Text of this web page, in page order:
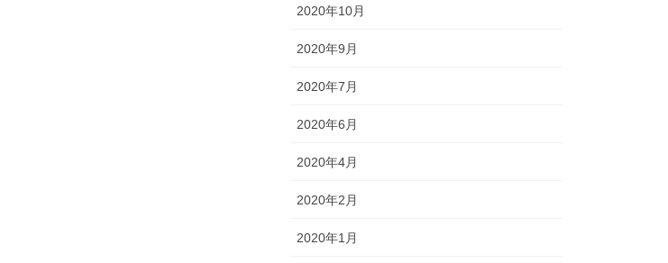
2020年10月
2020年9月
2020年7月
2020年6月
2020年4月
2020年2月
2020年1月